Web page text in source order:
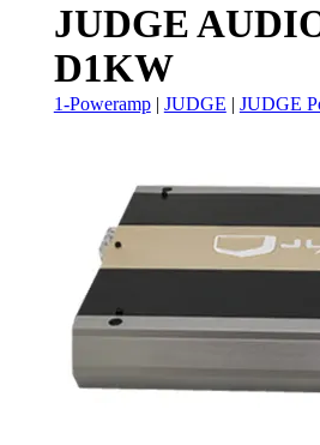
JUDGE
D1KW
1-Poweramp| JUDGE | JUDGE